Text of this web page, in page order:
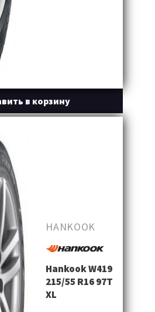
в корзину
HANKOOK
Hankook W419
215/55 R16 97T
XL